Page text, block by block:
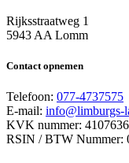
Rijksstraatweg 1
5943 AA Lomm
Contact opnemen
Telefoon: 077-4737575
E-mail: info@limburgs-
KVK nummer:
RSIN / BTW Nummer: